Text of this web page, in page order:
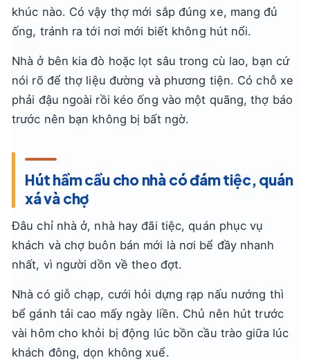
khúc nào. Có vậy thợ mới sắp đúng xe, mang đủ
ống, tránh ra tới nơi mới biết không hút nổi.
Nhà ở bên kia đò hoặc lọt sâu trong cù lao, bạn cứ
nói rõ để thợ liệu đường và phương tiện. Có chỗ xe
phải đậu ngoài rồi kéo ống vào một quãng, thợ báo
trước nên bạn không bị bất ngờ.
Hút hầm cầu cho nhà có đám tiệc, quán
xá và chợ
Đâu chỉ nhà ở, nhà hay đãi tiệc, quán phục vụ
khách và chợ buôn bán mới là nơi bể đầy nhanh
nhất, vì người dồn về theo đợt.
Nhà có giỗ chạp, cưới hỏi dựng rạp nấu nướng thì
bể gánh tải cao mấy ngày liền. Chủ nên hút trước
vài hôm cho khỏi bị động lúc bồn cầu trào giữa lúc
khách đông, dọn không xuể.